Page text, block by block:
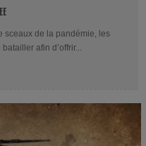
sceaux de la pandémie, les
afin d’offrir...